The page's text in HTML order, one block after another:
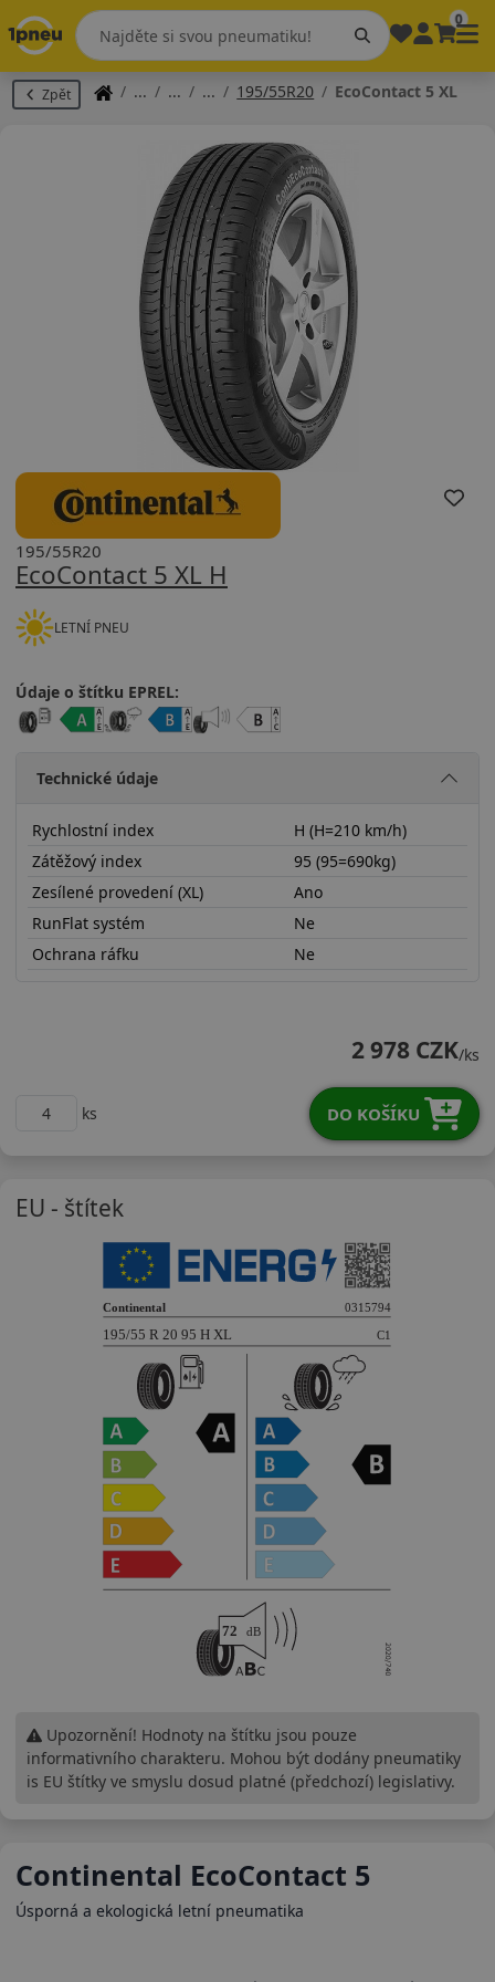
0
Zpět 195/55R20 EcoContact 5 XL
EcoContact 5 XL H
195/55R20
LETNÍ PNEU
Údaje o štítku EPREL:
Technické údaje
Rychlostní index
H (H=210 km/h)
Zátěžový index
95 (95=690kg)
Zesílené provedení (XL)
Ano
RunFlat systém
Ne
Ochrana ráfku
Ne
2 978 CZK/ks
ks DO KOŠÍKU
Continental EcoContact 5
Úsporná a ekologická letní pneumatika
EU - štítek
Upozornění! Hodnoty na štítku jsou pouze
informativního charakteru. Mohou být dodány pneumatiky
is EU štítky ve smyslu dosud platné (předchozí) legislativy.